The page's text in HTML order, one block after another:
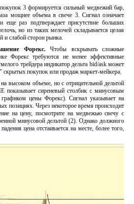
3 формируется сильный медвежий бар,
мощнее объема в свече 3. Сигнал означает
еще раз подтверждает присутствие больших
но из таких мелочей складывается целая
и слабой сторон рынка.
Форекс. Чтобы вскрывать сложные
Форекс требуются не менее эффективные
трейдера индикатор дельта bid/ask может
покупок или продаж маркет-мейкера.
высоком объеме, но с отрицательной дельтой
показывает сиреневый столбик с минусовым
цены Форекс). Сигнал указывает на
позициях. Через некоторое время происходит
на цену, посмотрите на медвежью свечу с
минусовой дельтой (2). Однако должного
цена отстаивается на месте, более того,